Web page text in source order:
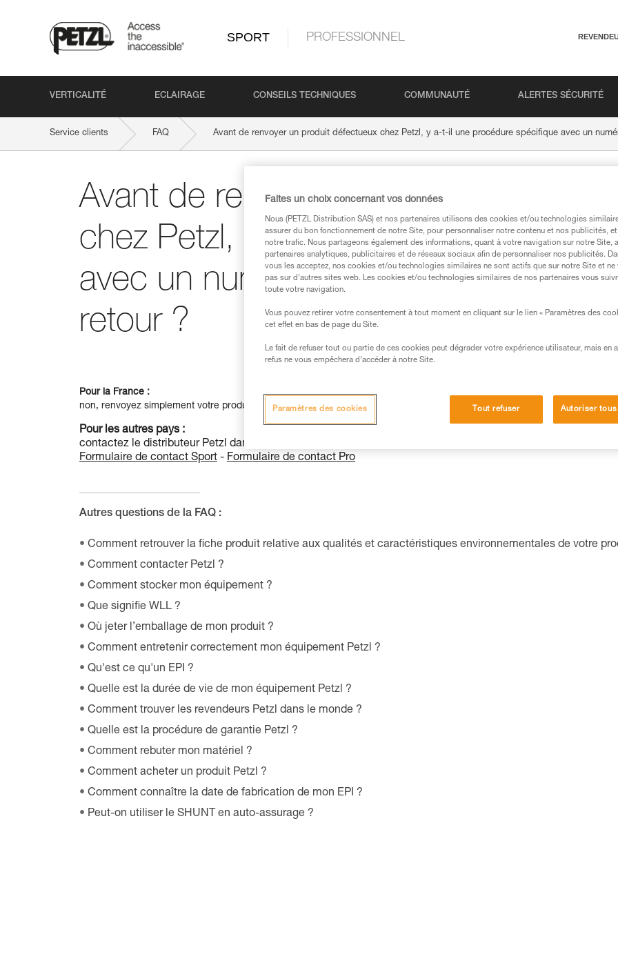
SPORT PROFESSIONNEL
VERTICALITÉ ECLAIRAGE CONSEILS TECHNIQUES COMMUNAUTÉ ALERTES SÉCURITÉ
Service clients FAQ Avant de renvoyer un produit défectueux chez Petzl, y a-t-il une procédure spécifique avec un
Avant de renvoyer un produit
chez Petzl, y a-t-il une procédure
avec un numéro de dossier et une
retour ?
Pour la France :
non, renvoyez simplement votre produit chez Petzl avec vos commentaires et surtout vos coordonnées.
Pour les autres pays :
contactez le distributeur Petzl dans votre pays
Formulaire de contact Sport- Formulaire de contact Pro
Autres questions de la FAQ :
Comment retrouver la fiche produit relative aux qualités et caractéristiques environnementales de votre
Comment contacter Petzl ?
Comment stocker mon équipement ?
Que signifie WLL ?
Où jeter l’emballage de mon produit ?
Comment entretenir correctement mon équipement Petzl ?
Qu'est ce qu'un EPI ?
Quelle est la durée de vie de mon équipement Petzl ?
Comment trouver les revendeurs Petzl dans le monde ?
Quelle est la procédure de garantie Petzl ?
Comment rebuter mon matériel ?
Comment acheter un produit Petzl ?
Comment connaître la date de fabrication de mon EPI ?
Peut-on utiliser le SHUNT en auto-assurage ?
Faites un choix concernant vos données
Nous (PETZL Distribution SAS) et nos partenaires utilisons des cookies et/ou technologies
assurer du bon fonctionnement de notre Site, pour personnaliser notre contenu et nos publicités,
notre trafic. Nous partageons également des informations, quant à votre navigation sur notre Site,
partenaires analytiques, publicitaires et de réseaux sociaux afin de personnaliser nos publicités.
vous les acceptez, nos cookies et/ou technologies similaires ne sont actifs que sur notre Site et ne
pas sur d’autres sites web. Les cookies et/ou technologies similaires de nos partenaires vous
toute votre navigation.
Vous pouvez retirer votre consentement à tout moment en cliquant sur le lien « Paramètres des
cet effet en bas de page du Site.
Le fait de refuser tout ou partie de ces cookies peut dégrader votre expérience utilisateur, mais en
refus ne vous empêchera d’accéder à notre Site.
Tout refuser Autoriser
Paramètres des cookies